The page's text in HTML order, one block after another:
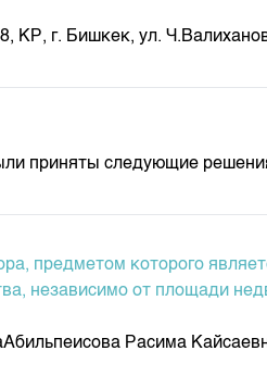
КР, г. Бишкек, ул.
приняты следующие
предметом которого
независимо от площади
Расима